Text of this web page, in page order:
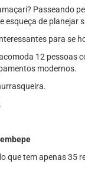
Passeando
de planejar
para se
12 pessoas
modernos.
que tem apenas 35